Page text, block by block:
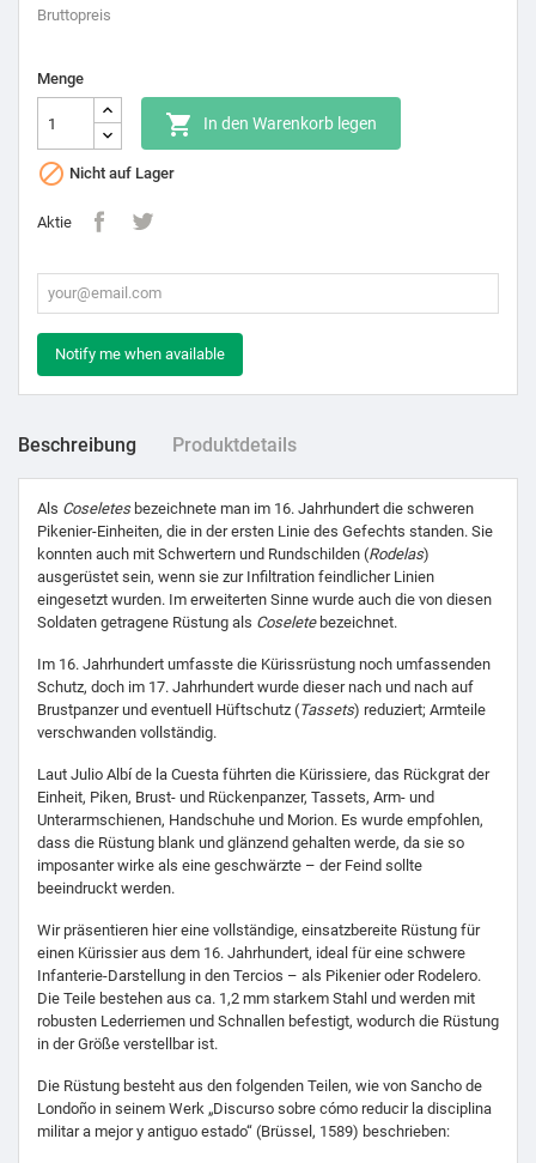
Bruttopreis
Menge
 In den Warenkorb legen
 Nicht auf Lager
Aktie
Notify me when available
Beschreibung Produktdetails
Als Coseletesbezeichnete man im 16. Jahrhundert die schweren
Pikenier-Einheiten, die in der ersten Linie des Gefechts standen. Sie
konnten auch mit Schwertern und Rundschilden (Rodelas)
ausgerüstet sein, wenn sie zur Infiltration feindlicher Linien
eingesetzt wurden. Im erweiterten Sinne wurde auch die von diesen
Soldaten getragene Rüstung als Coseletebezeichnet.
Im 16. Jahrhundert umfasste die Kürissrüstung noch umfassenden
Schutz, doch im 17. Jahrhundert wurde dieser nach und nach auf
Brustpanzer und eventuell Hüftschutz (Tassets) reduziert; Armteile
verschwanden vollständig.
Laut Julio Albí de la Cuesta führten die Kürissiere, das Rückgrat der
Einheit, Piken, Brust- und Rückenpanzer, Tassets, Arm- und
Unterarmschienen, Handschuhe und Morion. Es wurde empfohlen,
dass die Rüstung blank und glänzend gehalten werde, da sie so
imposanter wirke als eine geschwärzte – der Feind sollte
beeindruckt werden.
Wir präsentieren hier eine vollständige, einsatzbereite Rüstung für
einen Kürissier aus dem 16. Jahrhundert, ideal für eine schwere
Infanterie-Darstellung in den Tercios – als Pikenier oder Rodelero.
Die Teile bestehen aus ca. 1,2 mm starkem Stahl und werden mit
robusten Lederriemen und Schnallen befestigt, wodurch die Rüstung
in der Größe verstellbar ist.
Die Rüstung besteht aus den folgenden Teilen, wie von Sancho de
Londoño in seinem Werk „Discurso sobre cómo reducir la disciplina
militar a mejor y antiguo estado“ (Brüssel, 1589) beschrieben: